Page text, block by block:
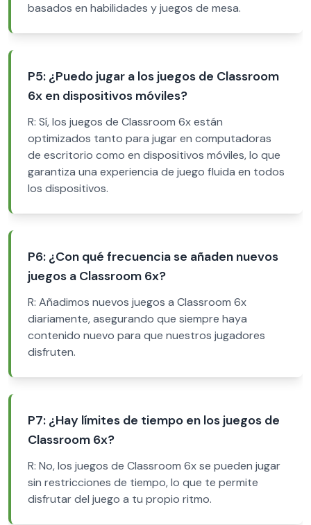
basados en habilidades y juegos de mesa.
P5: ¿Puedo jugar a los juegos de Classroom
6x en dispositivos móviles?
R: Sí, los juegos de Classroom 6x están
optimizados tanto para jugar en computadoras
de escritorio como en dispositivos móviles, lo que
garantiza una experiencia de juego fluida en todos
los dispositivos.
P6: ¿Con qué frecuencia se añaden nuevos
juegos a Classroom 6x?
R: Añadimos nuevos juegos a Classroom 6x
diariamente, asegurando que siempre haya
contenido nuevo para que nuestros jugadores
disfruten.
P7: ¿Hay límites de tiempo en los juegos de
Classroom 6x?
R: No, los juegos de Classroom 6x se pueden jugar
sin restricciones de tiempo, lo que te permite
disfrutar del juego a tu propio ritmo.